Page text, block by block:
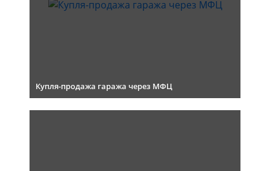
Купля-продажа гаража через МФЦ